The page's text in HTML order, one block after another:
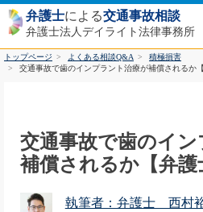
弁護士による交通事故相談
弁護士法人デイライト法律事務所
トップページ よくある相談Q&A
積極損害
交通事故で歯のインプラント治療が補償されるか
交通事故で歯のイ
補償されるか【弁護
執筆者：弁護士 西村